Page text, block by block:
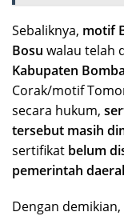
Sebaliknya, motif
Bosu walau telah
Kabupaten
Corak/motif
secara hukum,
tersebut masih
sertifikat belum
pemerintah
Dengan demikian,